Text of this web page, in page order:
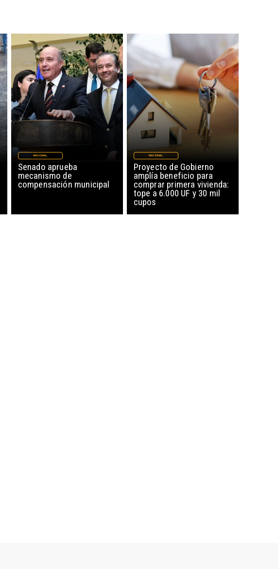
Senado aprueba
mecanismo de
compensación municipal
NACIONAL
Proyecto de Gobierno
amplía beneficio para
comprar primera vivienda:
tope a 6.000 UF y 30 mil
cupos
NACIONAL